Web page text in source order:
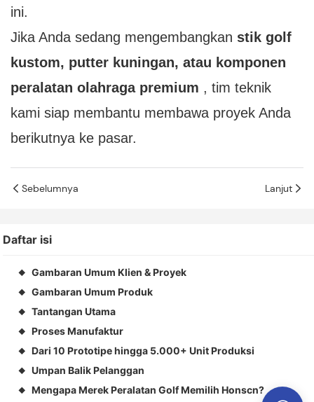
ini.
Jika Anda sedang mengembangkan stik golf
kustom, putter kuningan, atau komponen
peralatan olahraga premium , tim teknik
kami siap membantu membawa proyek Anda
berikutnya ke pasar.
Sebelumnya Lanjut
Daftar isi
◆ Gambaran Umum Klien & Proyek
◆ Gambaran Umum Produk
◆ Tantangan Utama
◆ Proses Manufaktur
◆ Dari 10 Prototipe hingga 5.000+ Unit Produksi
◆ Umpan Balik Pelanggan
◆ Mengapa Merek Peralatan Golf Memilih Honscn?